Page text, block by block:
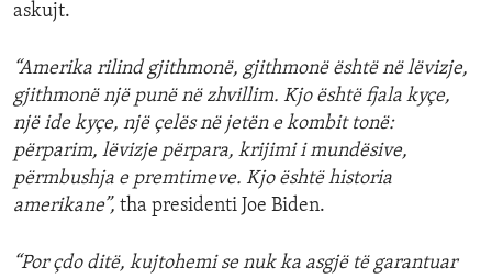
askujt.
“Amerika rilind gjithmonë, gjithmonë është në lëvizje,
gjithmonë një punë në zhvillim. Kjo është fjala kyçe,
një ide kyçe, një çelës në jetën e kombit tonë:
përparim, lëvizje përpara, krijimi i mundësive,
përmbushja e premtimeve. Kjo është historia
amerikane”, tha presidenti Joe Biden.
“Por çdo ditë, kujtohemi se nuk ka asgjë të garantuar